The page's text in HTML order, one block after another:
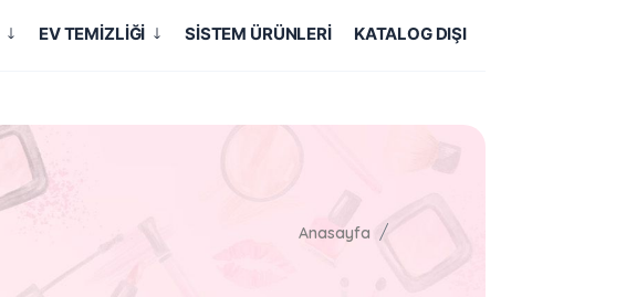
EV TEMİZLİĞİ SİSTEM ÜRÜNLERİ KATALOG DIŞI
Anasayfa